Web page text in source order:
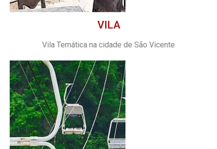
VILA
Vila Temática na cidade de São Vicente